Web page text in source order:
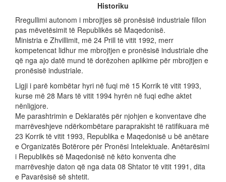
Historiku
Rregullimi autonom i mbrojtjes së pronësisë industriale fillon
pas mëvetësimit të Republikës së Maqedonisë.
Ministria e Zhvillimit, më 24 Prill të vitit 1992, merr
kompetencat lidhur me mbrojtjen e pronësisë industriale dhe
që nga ajo datë mund të dorëzohen aplikime për mbrojtjen e
pronësisë industriale.
Ligji i parë kombëtar hyri në fuqi më 15 Korrik të vitit 1993,
kurse më 28 Mars të vitit 1994 hyrën në fuqi edhe aktet
nënligjore.
Me parashtrimin e Deklaratës për njohjen e konventave dhe
marrëveshjeve ndërkombëtare paraprakisht të ratifikuara më
23 Korrik të vitit 1993, Republika e Maqedonisë u bë anëtare
e Organizatës Botërore për Pronësi Intelektuale. Anëtarësimi
i Republikës së Maqedonisë në këto konventa dhe
marrëveshje daton që nga data 08 Shtator të vitit 1991, dita
e Pavarësisë së shtetit.